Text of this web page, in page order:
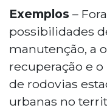
Exemplos –
possibilidades
manutenção, a
recuperação e
de rodovias
urbanas no